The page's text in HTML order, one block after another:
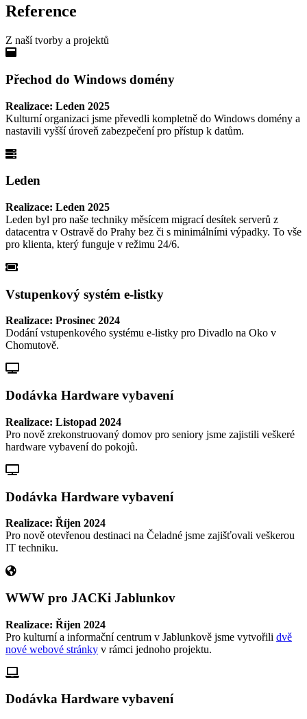
Reference
Z naší tvorby a projektů
Přechod do Windows domény
Realizace: Leden 2025
Kulturní organizaci jsme převedli kompletně do Windows domény a
nastavili vyšší úroveň zabezpečení pro přístup k datům.
Leden
Realizace: Leden 2025
Leden byl pro naše techniky měsícem migrací desítek serverů z
datacentra v Ostravě do Prahy bez či s minimálními výpadky. To vše
pro klienta, který funguje v režimu 24/6.
Vstupenkový systém e-listky
Realizace: Prosinec 2024
Dodání vstupenkového systému e-listky pro Divadlo na Oko v
Chomutově.
Dodávka Hardware vybavení
Realizace: Listopad 2024
Pro nově zrekonstruovaný domov pro seniory jsme zajistili veškeré
hardware vybavení do pokojů.
Dodávka Hardware vybavení
Realizace: Říjen 2024
Pro nově otevřenou destinaci na Čeladné jsme zajišťovali veškerou
IT techniku.
WWW pro JACKi Jablunkov
Realizace: Říjen 2024
Pro kulturní a informační centrum v Jablunkově jsme vytvořili dvě
nové webové stránky v rámci jednoho projektu.
Dodávka Hardware vybavení